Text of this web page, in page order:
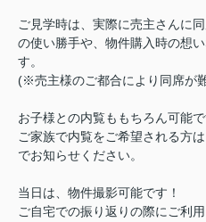
ご見学時は、実際に売主さんに
の使い勝手や、物件購入時の想
す。
(※売主様のご都合により同席が
お子様との内覧ももちろん可能で
ご家族で内覧をご希望される方
でお知らせください。
当日は、物件撮影可能です！
ご自宅での振り返りの際にご利用